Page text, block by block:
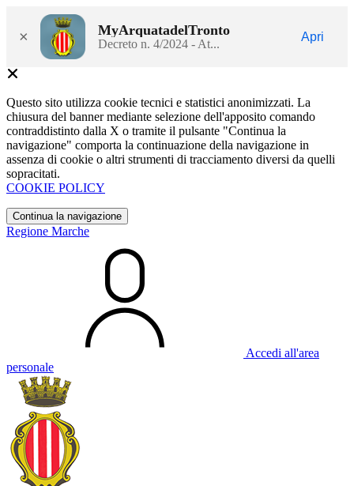
× MyArquatadelTronto
Decreto n. 4/2024 - At...
Apri
Questo sito utilizza cookie tecnici e statistici anonimizzati. La
chiusura del banner mediante selezione dell'apposito comando
contraddistinto dalla X o tramite il pulsante "Continua la
navigazione" comporta la continuazione della navigazione in
assenza di cookie o altri strumenti di tracciamento diversi da quelli
sopracitati.
COOKIE POLICY
Continua la navigazione
Regione Marche
Accedi all'area
personale